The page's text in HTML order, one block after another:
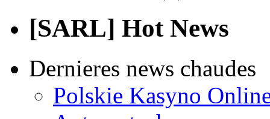
[SARL] Hot News
Dernieres news chaudes
Polskie Kasyno